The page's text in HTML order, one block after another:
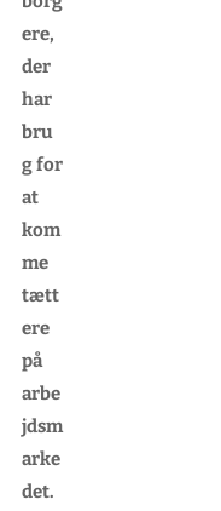
ere,
der
har
bru
g for
at
kom
me
tætt
ere
på
arbe
jdsm
arke
det.